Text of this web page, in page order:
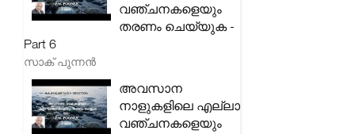
വഞ്ചനകളെയും
തരണം ചെയ്യുക -
Part 6
സാക് പുന്നൻ
അവസാന
നാളുകളിലെ എല്ലാ
വഞ്ചനകളെയും